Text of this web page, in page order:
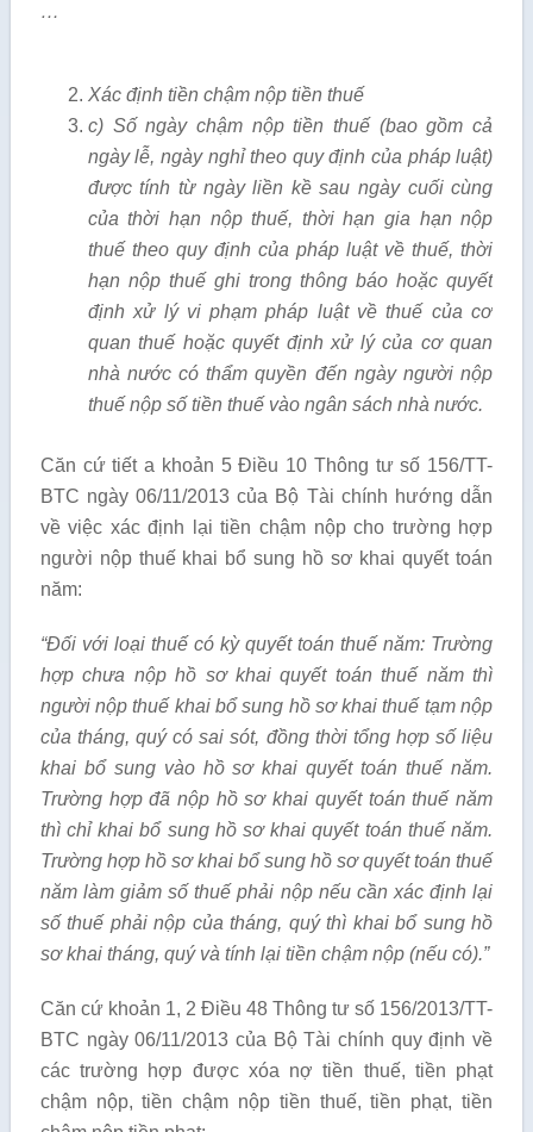
…
Xác định tiền chậm nộp tiền thuế
c) Số ngày chậm nộp tiền thuế (bao gồm cả
ngày lễ, ngày nghỉ theo quy định của pháp luật)
được tính từ ngày liền kề sau ngày cuối cùng
của thời hạn nộp thuế, thời hạn gia hạn nộp
thuế theo quy định của pháp luật về thuế, thời
hạn nộp thuế ghi trong thông báo hoặc quyết
định xử lý vi phạm pháp luật về thuế của cơ
quan thuế hoặc quyết định xử lý của cơ quan
nhà nước có thẩm quyền đến ngày người nộp
thuế nộp số tiền thuế vào ngân sách nhà nước.
Căn cứ tiết a khoản 5 Điều 10 Thông tư số 156/TT-
BTC ngày 06/11/2013 của Bộ Tài chính hướng dẫn
về việc xác định lại tiền chậm nộp cho trường hợp
người nộp thuế khai bổ sung hồ sơ khai quyết toán
năm:
“Đối với loại thuế có kỳ quyết toán thuế năm: Trường
hợp chưa nộp hồ sơ khai quyết toán thuế năm thì
người nộp thuế khai bổ sung hồ sơ khai thuế tạm nộp
của tháng, quý có sai sót, đồng thời tổng hợp số liệu
khai bổ sung vào hồ sơ khai quyết toán thuế năm.
Trường hợp đã nộp hồ sơ khai quyết toán thuế năm
thì chỉ khai bổ sung hồ sơ khai quyết toán thuế năm.
Trường hợp hồ sơ khai bổ sung hồ sơ quyết toán thuế
năm làm giảm số thuế phải nộp nếu cần xác định lại
số thuế phải nộp của tháng, quý thì khai bổ sung hồ
sơ khai tháng, quý và tính lại tiền chậm nộp (nếu có).”
Căn cứ khoản 1, 2 Điều 48 Thông tư số 156/2013/TT-
BTC ngày 06/11/2013 của Bộ Tài chính quy định về
các trường hợp được xóa nợ tiền thuế, tiền phạt
chậm nộp, tiền chậm nộp tiền thuế, tiền phạt, tiền